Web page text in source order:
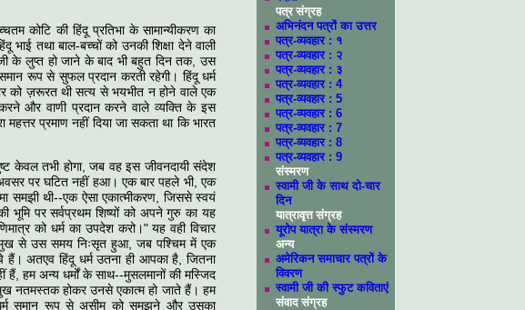
कोटि की हिंदू प्रतिभा के सामान्यीकरण का
भाई तथा बाल-बच्चों को उनकी शिक्षा देने वाली
के लुप्त हो जाने के बाद भी बहुत दिन तक, उस
रूप से सुफल प्रदान करती रहेगी। हिंदू धर्म
को ज़रूरत थी सत्य से भयभीत न होने वाले एक
और वाणी प्रदान करने वाले व्यक्ति के इस
प्रमाण नहीं दिया जा सकता था कि भारत
केवल तभी होगा, जब वह इस जीवनदायी संदेश
पर घटित नहीं हआ। एक बार पहले भी, एक
समझी थी--एक ऐसा एकात्मीकरण, जिससे स्वयं
भूमि पर सर्वप्रथम शिष्यों को अपने गुरु का यह
को धर्म का उपदेश करो।" यह वही विचार
से उस समय निःसृत हुआ, जब पश्चिम में एक
हैं। अतएव हिंदू धर्म उतना ही आपका है, जितना
हम अन्य धर्मों के साथ--मुसलमानों की मस्जिद
नतमस्तक होकर उनसे एकात्म हो जाते हैं। हम
समान रूप से असीम को समझने और उसका
पत्र संग्रह
अभिनंदन पत्रों का उत्तर
पत्र-व्यवहार : १
पत्र-व्यवहार : २
पत्र-व्यवहार : ३
पत्र-व्यवहार : 4
पत्र-व्यवहार : 5
पत्र-व्यवहार : 6
पत्र-व्यवहार : 7
पत्र-व्यवहार : 8
पत्र-व्यवहार : 9
संस्मरण
स्वामी जी के साथ दो-चार
दिन
यात्रावृत्त संग्रह
यूरोप यात्रा के संस्मरण
अन्य
अमेरिकन समाचार पत्रों के
विवरण
स्वामी जी की स्फुट कविताएं
संवाद संग्रह